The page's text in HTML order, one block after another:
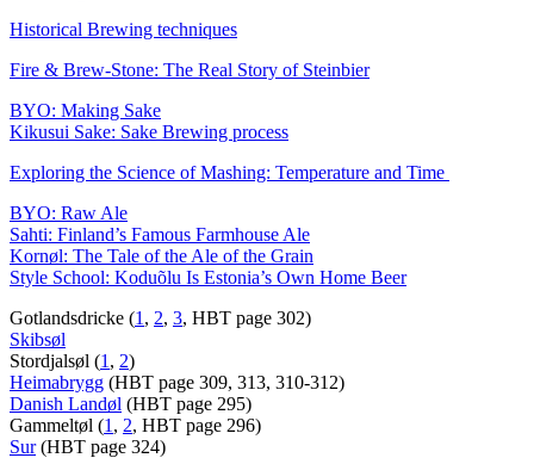
Historical Brewing techniques
Fire & Brew-Stone: The Real Story of Steinbier
BYO: Making Sake
Kikusui Sake: Sake Brewing process
Exploring the Science of Mashing: Temperature and Time
BYO: Raw Ale
Sahti: Finland’s Famous Farmhouse Ale
Kornøl: The Tale of the Ale of the Grain
Style School: Koduõlu Is Estonia’s Own Home Beer
Gotlandsdricke (1 , 2, 3, HBT page 302)
Skibsøl
Stordjalsøl (1 , 2)
Heimabrygg (HBT page 309, 313, 310-312)
Danish Landøl (HBT page 295)
Gammeltøl (1 , 2, HBT page 296)
Sur(HBT page 324)